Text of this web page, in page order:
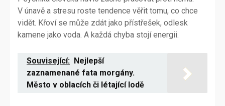
V únavě a stresu roste tendence věřit tomu, co chce
vidět. Křoví se může zdát jako přístřešek, odlesk
kamene jako voda. A každá chyba stojí energii.
Související: Nejlepší
zaznamenané fata morgány.
Město v oblacích či létající lodě